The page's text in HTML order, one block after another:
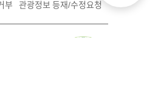
부 관광정보 등재/수정요청